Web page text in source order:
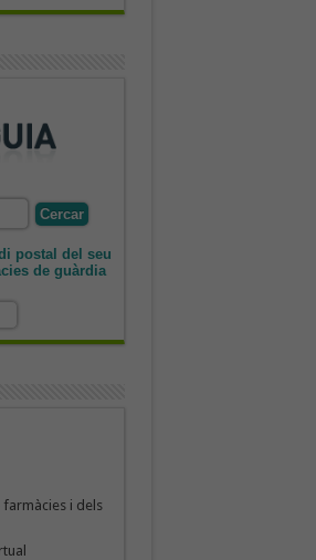
postal del seu
de guàrdia
i dels